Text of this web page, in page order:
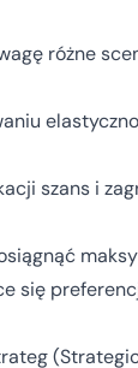
różne
szans i
się